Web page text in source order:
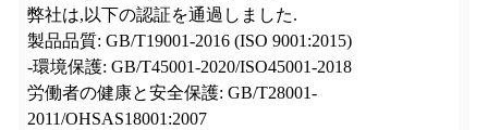
弊社は,以下の認証を通過しました.
製品品質: GB/T19001-2016 (ISO 9001:2015)
-環境保護: GB/T45001-2020/ISO45001-2018
労働者の健康と安全保護: GB/T28001-
2011/OHSAS18001:2007